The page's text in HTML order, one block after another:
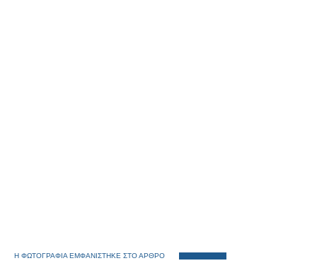
Η ΦΩΤΟΓΡΑΦΙΑ ΕΜΦΑΝΙΣΤΗΚΕ ΣΤΟ ΑΡΘΡΟ